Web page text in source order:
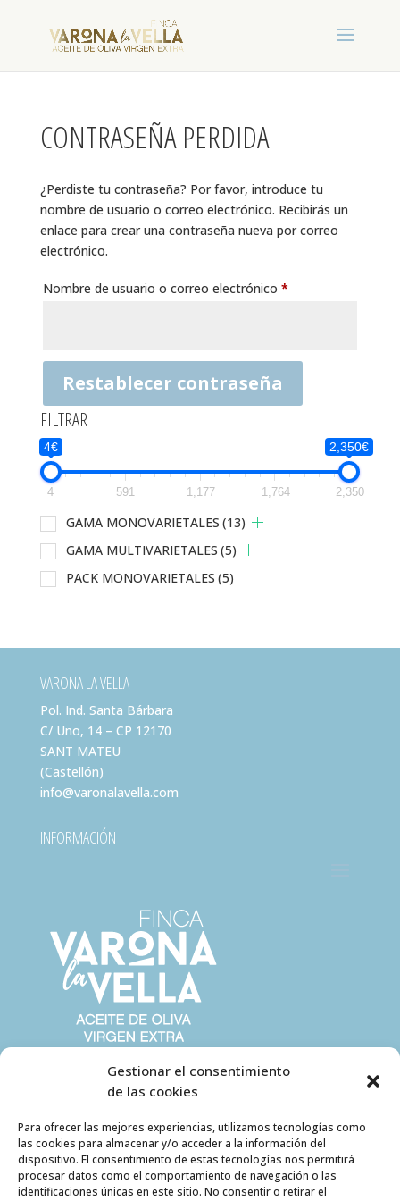
Gestionar el consentimiento
de las cookies
Para ofrecer las mejores experiencias, utilizamos tecnologías como
las cookies para almacenar y/o acceder a la información del
dispositivo. El consentimiento de estas tecnologías nos permitirá
procesar datos como el comportamiento de navegación o las
identificaciones únicas en este sitio. No consentir o retirar el
CONTRASEÑA PERDIDA
¿Perdiste tu contraseña? Por favor, introduce tu
nombre de usuario o correo electrónico. Recibirás un
enlace para crear una contraseña nueva por correo
electrónico.
Nombre de usuario o correo electrónico *Obligatorio
Restablecer contraseña
FILTRAR
4€ 2,350€
4 591 1,177 1,764 2,350
GAMA MONOVARIETALES (13)
GAMA MULTIVARIETALES (5)
PACK MONOVARIETALES (5)
VARONA LA VELLA
Pol. Ind. Santa Bárbara
C/ Uno, 14 – CP 12170
SANT MATEU
(Castellón)
info@varonalavella.com
INFORMACIÓN